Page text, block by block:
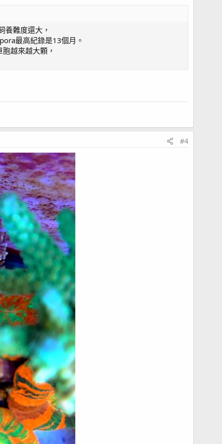
難度還大，
最高紀錄是13個月。
越來越大顆，
#4